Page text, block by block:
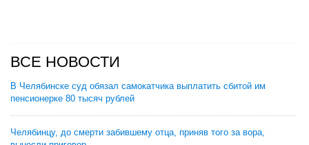
ВСЕ НОВОСТИ
В Челябинске суд обязал самокатчика выплатить сбитой им
пенсионерке 80 тысяч рублей
Челябинцу, до смерти забившему отца, приняв того за вора,